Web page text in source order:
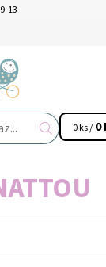
13
0 ks / 0